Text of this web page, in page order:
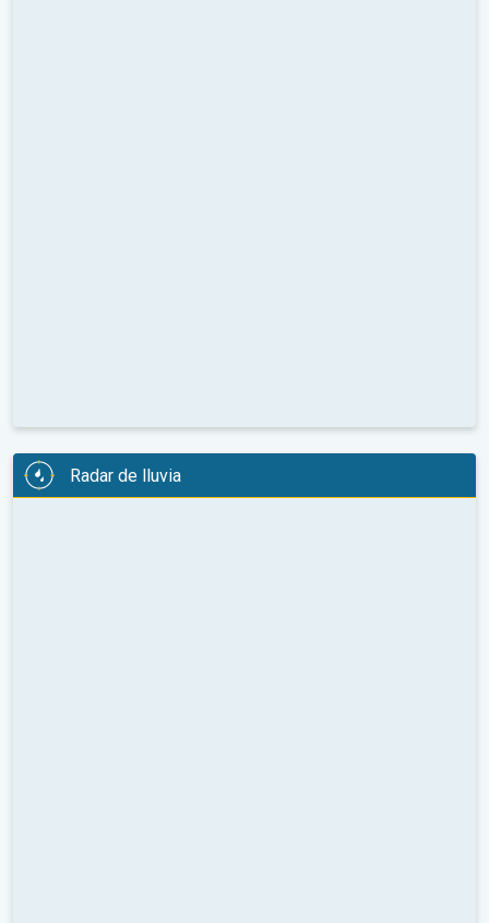
Radar de lluvia